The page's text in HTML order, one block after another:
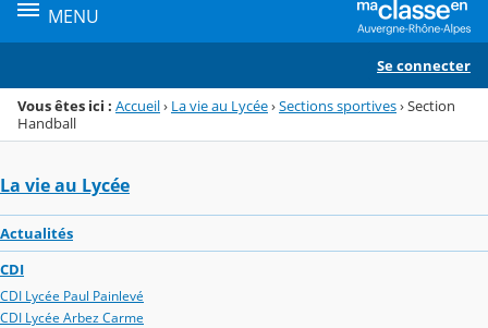
MENU
Se connecter
Vous êtes ici : Accueil› La vie au Lycée›Sections sportives›Section
Handball
La vie au Lycée
Actualités
CDI
CDI Lycée Paul Painlevé
CDI Lycée Arbez Carme